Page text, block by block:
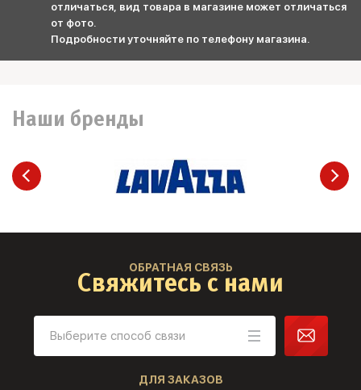
отличаться, вид товара в магазине может отличаться
от фото.
Подробности уточняйте по телефону магазина.
Наши бренды
ОБРАТНАЯ СВЯЗЬ
Свяжитесь с нами
ДЛЯ ЗАКАЗОВ